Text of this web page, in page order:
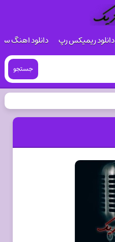
دانلود ریمیکس رپ دانلود اهنگ
جستجو